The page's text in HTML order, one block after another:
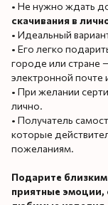
• Не нужно ждать
скачивания в
• Идеальный
• Его легко
городе или стране
электронной
• При желании
лично.
• Получатель
которые
пожеланиям.
Подарите
приятные эмоции,